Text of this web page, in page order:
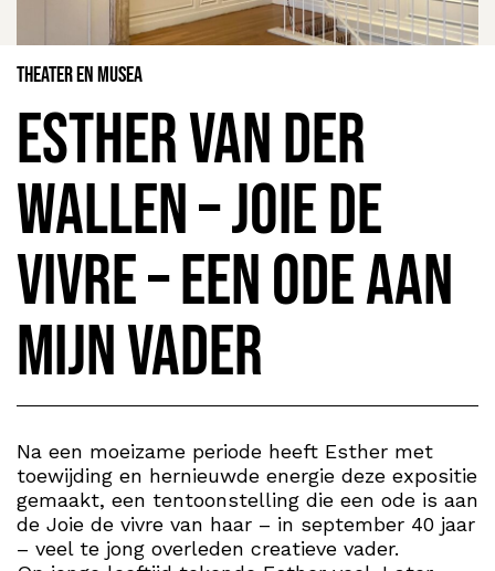
Theater en Musea
Esther van der
Wallen – Joie de
vivre – een ode aan
mijn vader
Na een moeizame periode heeft Esther met
toewijding en hernieuwde energie deze expositie
gemaakt, een tentoonstelling die een ode is aan
de Joie de vivre van haar – in september 40 jaar
– veel te jong overleden creatieve vader.